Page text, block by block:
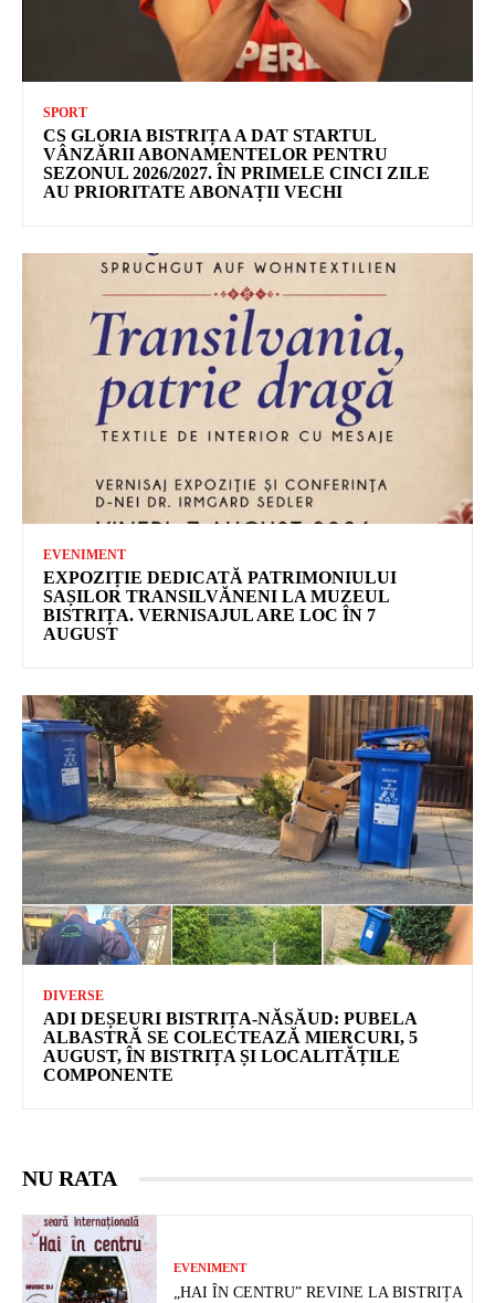
SPORT
CS GLORIA BISTRIȚA A DAT STARTUL
VÂNZĂRII ABONAMENTELOR PENTRU
SEZONUL 2026/2027. ÎN PRIMELE CINCI ZILE
AU PRIORITATE ABONAȚII VECHI
EVENIMENT
EXPOZIȚIE DEDICATĂ PATRIMONIULUI
SAȘILOR TRANSILVĂNENI LA MUZEUL
BISTRIȚA. VERNISAJUL ARE LOC ÎN 7
AUGUST
DIVERSE
ADI DEȘEURI BISTRIȚA-NĂSĂUD: PUBELA
ALBASTRĂ SE COLECTEAZĂ MIERCURI, 5
AUGUST, ÎN BISTRIȚA ȘI LOCALITĂȚILE
COMPONENTE
NU RATA
EVENIMENT
„HAI ÎN CENTRU” REVINE LA BISTRIȚA